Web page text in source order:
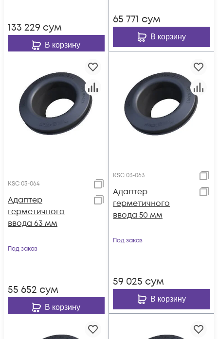
133 229 сум
В корзину
65 771 сум
В корзину
KSC 03-064
Адаптер
герметичного
ввода 63 мм
Под заказ
55 652 сум
В корзину
KSC 03-063
Адаптер
герметичного
ввода 50 мм
Под заказ
59 025 сум
В корзину